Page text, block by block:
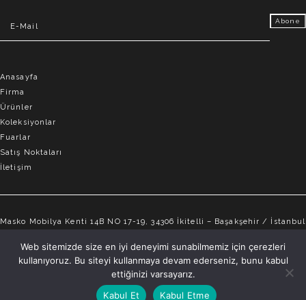
Anasayfa
Firma
Ürünler
Koleksiyonlar
Fuarlar
Satış Noktaları
İletişim
Masko Mobilya Kenti 14B NO 17-19, 34306 İkitelli – Başakşehir / İstanbul
info@elvemobilya.com.tr
+90 542 651 88 18
Web sitemizde size en iyi deneyimi sunabilmemiz için çerezleri
kullanıyoruz. Bu siteyi kullanmaya devam ederseniz, bunu kabul
ettiğinizi varsayarız.
Kabul Et
Kabul Etme